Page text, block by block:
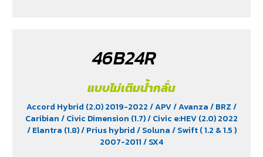
Yaris Ativ (1.2) 2017-2020/ Yaris Hatchback (1.2) 2017-
/ Yaris Standard (1.2) 2012-2019
46B24R
แบบไม่เติมน้ำกลั่น
Accord Hybrid (2.0) 2019-2022/ APV/ Avanza/ BRZ/
Caribian/ Civic Dimension (1.7)/ Civic e:HEV (2.0) 2022
/ Elantra (1.8)/ Prius hybrid/ Soluna/ Swift ( 1.2 & 1.5 )
2007-2011/ SX4